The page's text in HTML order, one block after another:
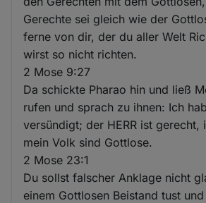
Gerechte sei gleich wie der
ferne von dir, der du aller Welt
wirst so nicht richten.
2 Mose 9:27
Da schickte Pharao hin und ließ
rufen und sprach zu ihnen: Ich
versündigt; der HERR ist gerecht,
mein Volk sind Gottlose.
2 Mose 23:1
Du sollst falscher Anklage nicht
einem Gottlosen Beistand tust